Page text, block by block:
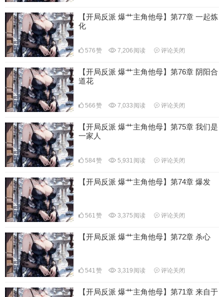
【开局反派 爆艹主角他母】第77章 一起炼
化
576赞 7,206 阅读 评论关闭
【开局反派 爆艹主角他母】第76章 阴阳合
道花
566赞 7,033 阅读 评论关闭
【开局反派 爆艹主角他母】第75章 我们是
一家人
584赞 5,931 阅读 评论关闭
【开局反派 爆艹主角他母】第74章 爆发
561赞 3,375 阅读 评论关闭
【开局反派 爆艹主角他母】第72章 杀心
541赞 3,319 阅读 评论关闭
【开局反派 爆艹主角他母】第71章 来自于